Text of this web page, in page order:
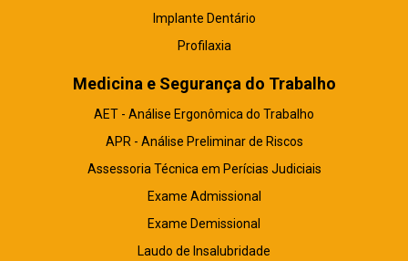
Implante Dentário
Profilaxia
Medicina e Segurança do Trabalho
AET - Análise Ergonômica do Trabalho
APR - Análise Preliminar de Riscos
Assessoria Técnica em Perícias Judiciais
Exame Admissional
Exame Demissional
Laudo de Insalubridade